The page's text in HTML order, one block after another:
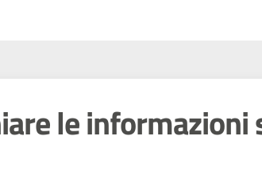
le informazioni